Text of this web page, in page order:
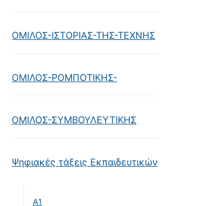
ΟΜΙΛΟΣ-ΙΣΤΟΡΙΑΣ-ΤΗΣ-ΤΕΧΝΗΣ
ΟΜΙΛΟΣ-ΡΟΜΠΟΤΙΚΗΣ-
ΟΜΙΛΟΣ-ΣΥΜΒΟΥΛΕΥΤΙΚΗΣ
Ψηφιακές τάξεις Εκπαιδευτικών
Α1